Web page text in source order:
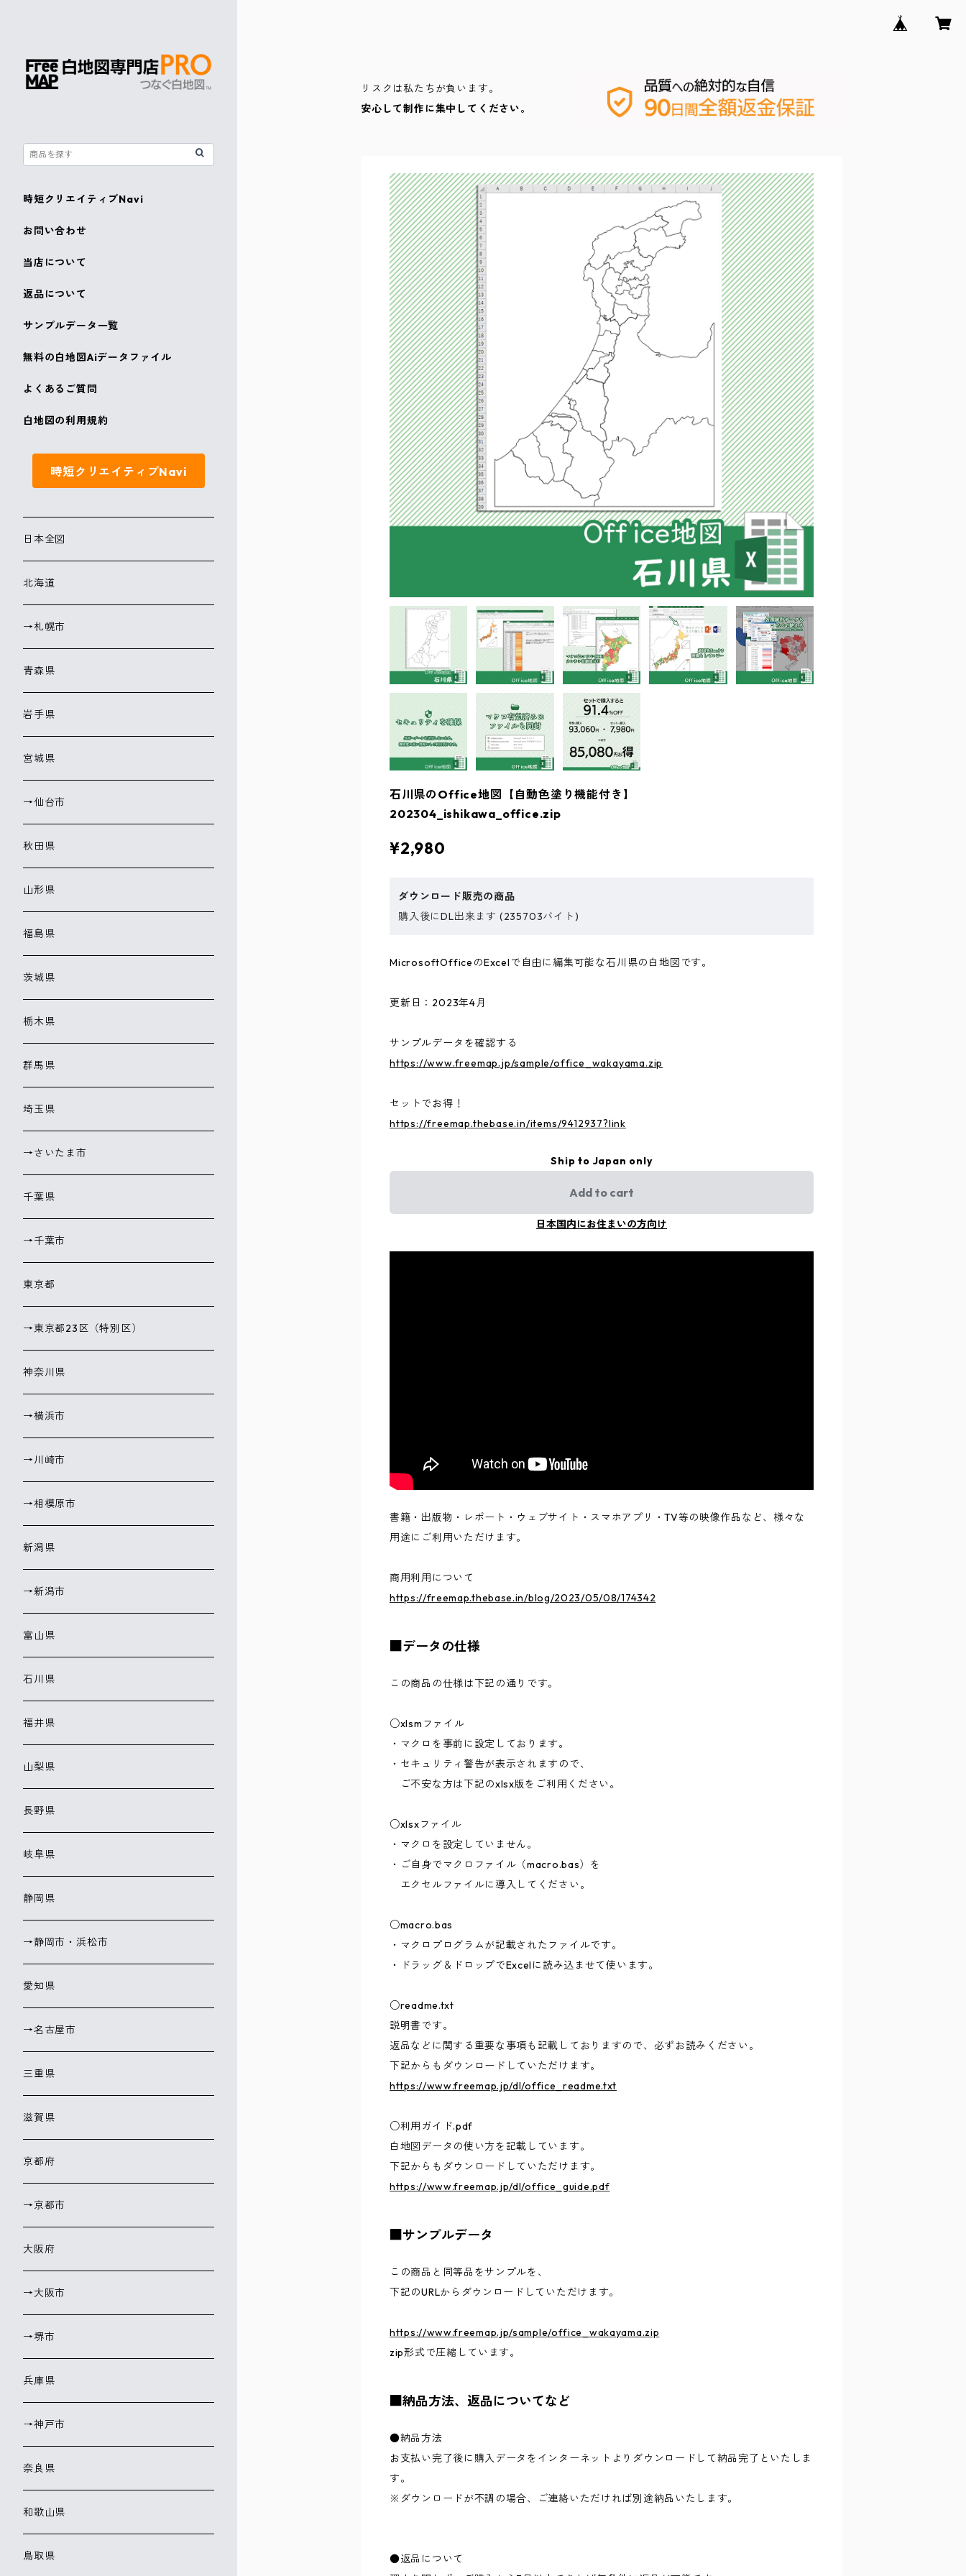
リスクは私たちが負います。
安心して制作に集中してください。
石川県のOffice地図【自動色塗り機能付き】
202304_ishikawa_office.zip
¥2,980
ダウンロード販売の商品
購入後にDL出来ます (235703バイト)
MicrosoftOfficeのExcelで自由に編集可能な石川県の白地図です。
更新日：2023年4月
サンプルデータを確認する
https://www.freemap.jp/sample/office_wakayama.zip
セットでお得！
https://freemap.thebase.in/items/9412937?link
Ship to Japan only
Add to cart
日本国内にお住まいの方向け
書籍・出版物・レポート・ウェブサイト・スマホアプリ・TV等の映像作品など、様々な
用途にご利用いただけます。
商用利用について
https://freemap.thebase.in/blog/2023/05/08/174342
■データの仕様
この商品の仕様は下記の通りです。
○xlsmファイル
・マクロを事前に設定しております。
・セキュリティ警告が表示されますので、
ご不安な方は下記のxlsx版をご利用ください。
○xlsxファイル
・マクロを設定していません。
・ご自身でマクロファイル（macro.bas）を
エクセルファイルに導入してください。
○macro.bas
・マクロプログラムが記載されたファイルです。
・ドラッグ＆ドロップでExcelに読み込ませて使います。
○readme.txt
説明書です。
返品などに関する重要な事項も記載しておりますので、必ずお読みください。
下記からもダウンロードしていただけます。
https://www.freemap.jp/dl/office_readme.txt
○利用ガイド.pdf
白地図データの使い方を記載しています。
下記からもダウンロードしていただけます。
https://www.freemap.jp/dl/office_guide.pdf
■サンプルデータ
この商品と同等品をサンプルを、
下記のURLからダウンロードしていただけます。
https://www.freemap.jp/sample/office_wakayama.zip
zip形式で圧縮しています。
■納品方法、返品についてなど
●納品方法
お支払い完了後に購入データをインターネットよりダウンロードして納品完了といたしま
す。
※ダウンロードが不調の場合、ご連絡いただければ別途納品いたします。
●返品について
時短クリエイティブNavi
お問い合わせ
当店について
返品について
サンプルデータ一覧
無料の白地図Aiデータファイル
よくあるご質問
白地図の利用規約
時短クリエイティブNavi
日本全図
北海道
→札幌市
青森県
岩手県
宮城県
→仙台市
秋田県
山形県
福島県
茨城県
栃木県
群馬県
埼玉県
→さいたま市
千葉県
→千葉市
東京都
→東京都23区（特別区）
神奈川県
→横浜市
→川崎市
→相模原市
新潟県
→新潟市
富山県
石川県
福井県
山梨県
長野県
岐阜県
静岡県
→静岡市・浜松市
愛知県
→名古屋市
三重県
滋賀県
京都府
→京都市
大阪府
→大阪市
→堺市
兵庫県
→神戸市
奈良県
和歌山県
鳥取県